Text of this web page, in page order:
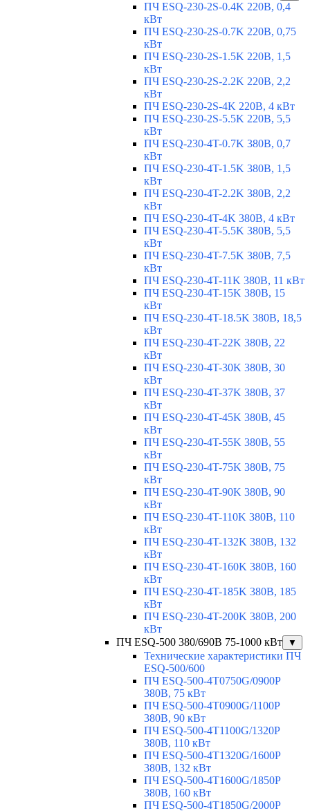
ПЧ ESQ-230-2S-0.4K 220В, 0,4
кВт
ПЧ ESQ-230-2S-0.7K 220В, 0,75
кВт
ПЧ ESQ-230-2S-1.5K 220В, 1,5
кВт
ПЧ ESQ-230-2S-2.2K 220В, 2,2
кВт
ПЧ ESQ-230-2S-4K 220В, 4 кВт
ПЧ ESQ-230-2S-5.5K 220В, 5,5
кВт
ПЧ ESQ-230-4T-0.7K 380В, 0,7
кВт
ПЧ ESQ-230-4T-1.5K 380В, 1,5
кВт
ПЧ ESQ-230-4T-2.2K 380В, 2,2
кВт
ПЧ ESQ-230-4T-4K 380В, 4 кВт
ПЧ ESQ-230-4T-5.5K 380В, 5,5
кВт
ПЧ ESQ-230-4T-7.5K 380В, 7,5
кВт
ПЧ ESQ-230-4T-11K 380В, 11 кВт
ПЧ ESQ-230-4T-15K 380В, 15
кВт
ПЧ ESQ-230-4T-18.5K 380В, 18,5
кВт
ПЧ ESQ-230-4T-22K 380В, 22
кВт
ПЧ ESQ-230-4T-30K 380В, 30
кВт
ПЧ ESQ-230-4T-37K 380В, 37
кВт
ПЧ ESQ-230-4T-45K 380В, 45
кВт
ПЧ ESQ-230-4T-55K 380В, 55
кВт
ПЧ ESQ-230-4T-75K 380В, 75
кВт
ПЧ ESQ-230-4T-90K 380В, 90
кВт
ПЧ ESQ-230-4T-110K 380В, 110
кВт
ПЧ ESQ-230-4T-132K 380В, 132
кВт
ПЧ ESQ-230-4T-160K 380В, 160
кВт
ПЧ ESQ-230-4T-185K 380В, 185
кВт
ПЧ ESQ-230-4T-200K 380В, 200
кВт
ПЧ ESQ-500 380/690В 75-1000 кВт
▼
Технические характеристики ПЧ
ESQ-500/600
ПЧ ESQ-500-4T0750G/0900P
380В, 75 кВт
ПЧ ESQ-500-4T0900G/1100P
380В, 90 кВт
ПЧ ESQ-500-4T1100G/1320P
380В, 110 кВт
ПЧ ESQ-500-4T1320G/1600P
380В, 132 кВт
ПЧ ESQ-500-4T1600G/1850P
380В, 160 кВт
ПЧ ESQ-500-4T1850G/2000P